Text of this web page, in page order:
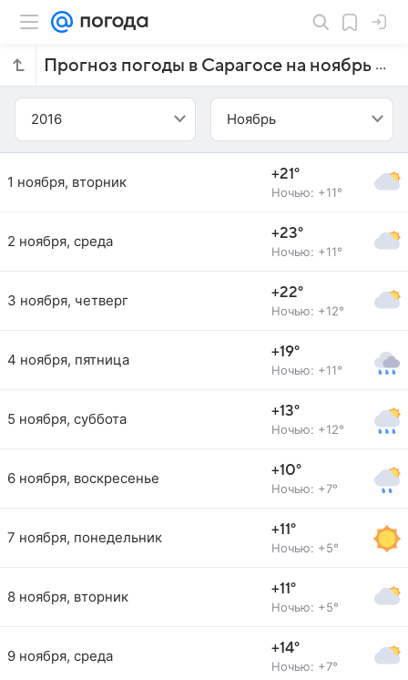
Прогноз погоды в Сарагосе на ноябрь 2016 года
2016 Ноябрь
1 ноября, вторник +21°
Ночью: +11°
2 ноября, среда +23°
Ночью: +11°
3 ноября, четверг +22°
Ночью: +12°
4 ноября, пятница +19°
Ночью: +11°
5 ноября, суббота +13°
Ночью: +12°
6 ноября, воскресенье +10°
Ночью: +7°
7 ноября, понедельник +11°
Ночью: +5°
8 ноября, вторник +11°
Ночью: +5°
9 ноября, среда +14°
Ночью: +7°